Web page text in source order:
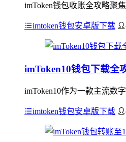
imToken钱包收账全攻略聚
imtoken钱包安卓版下载
imToken10钱包下载全
imToken10作为一款主流数
imtoken钱包安卓版下载